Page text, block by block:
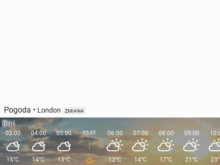
Pogoda • London ZMIANA
Dziś
03:00
15°C
04:00
14°C
05:00
13°C
05:35 06:00
12°C
07:00
14°C
08:00
17°C
09:00
21°C